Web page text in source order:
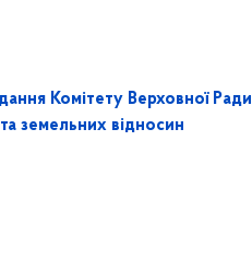
Комітету Верховної Ради
земельних відносин